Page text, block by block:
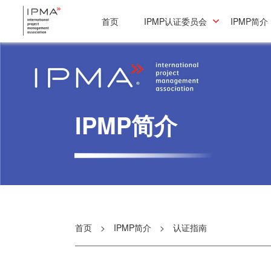
首页 IPMP认证委员会 IPMP简介
IPMP简介
首页 > IPMP简介 > 认证指南